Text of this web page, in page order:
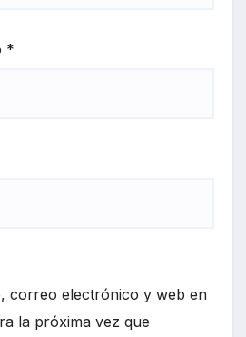
*
correo electrónico y web en
la próxima vez que